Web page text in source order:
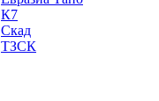
К7
Скад
ТЗСК